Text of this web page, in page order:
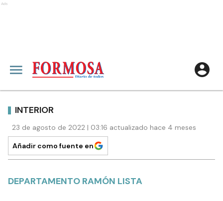
Ads
INTERIOR
23 de agosto de 2022 | 03:16 actualizado hace 4 meses
Añadir como fuente en
DEPARTAMENTO RAMÓN LISTA